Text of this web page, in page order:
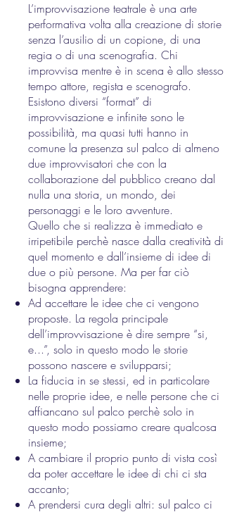
L’improvvisazione teatrale è una arte
performativa volta alla creazione di storie
senza l’ausilio di un copione, di una
regia o di una scenografia. Chi
improvvisa mentre è in scena è allo stesso
tempo attore, regista e scenografo.
Esistono diversi “format” di
improvvisazione e infinite sono le
possibilità, ma quasi tutti hanno in
comune la presenza sul palco di almeno
due improvvisatori che con la
collaborazione del pubblico creano dal
nulla una storia, un mondo, dei
personaggi e le loro avventure.
Quello che si realizza è immediato e
irripetibile perchè nasce dalla creatività di
quel momento e dall’insieme di idee di
due o più persone. Ma per far ciò
bisogna apprendere:
Ad accettare le idee che ci vengono
proposte. La regola principale
dell’improvvisazione è dire sempre “si,
e...”, solo in questo modo le storie
possono nascere e svilupparsi;
La fiducia in se stessi, ed in particolare
nelle proprie idee, e nelle persone che ci
affiancano sul palco perchè solo in
questo modo possiamo creare qualcosa
insieme;
A cambiare il proprio punto di vista così
da poter accettare le idee di chi ci sta
accanto;
A prendersi cura degli altri: sul palco ci